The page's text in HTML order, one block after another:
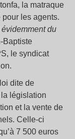
la matraque
les agents.
évidemment du
Baptiste
le syndicat
dite de
législation
et la vente de
Celle-ci
7 500 euros